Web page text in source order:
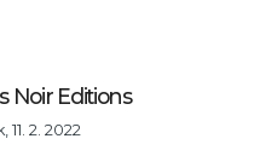
Noir Editions
11. 2. 2022